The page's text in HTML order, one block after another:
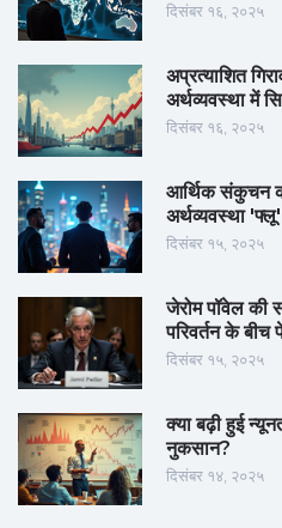
दिसंबर १६, २०२५
अप्रत्याशित
अर्थव्यवस्था में
दिसंबर १६, २०२५
आर्थिक संकुचन
अर्थव्यवस्था
दिसंबर १५, २०२५
जेरोम पॉवेल की
परिवर्तन के
दिसंबर १५, २०२५
क्या बढ़ी हुई
नुकसान?
दिसंबर १४, २०२५